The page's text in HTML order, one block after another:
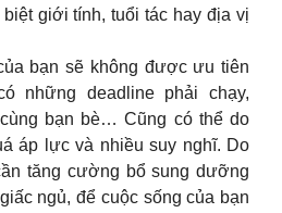
giới tính, tuổi tác hay địa vị
bạn sẽ không được ưu tiên
những deadline phải chạy,
bạn bè… Cũng có thể do
áp lực và nhiều suy nghĩ. Do
tăng cường bổ sung dưỡng
ngủ, để cuộc sống của bạn